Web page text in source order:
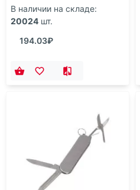
В наличии на складе:
20024 шт.
194.03₽